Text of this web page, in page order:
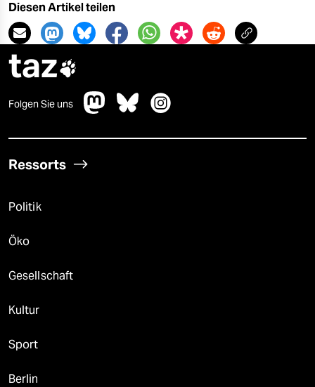
Diesen Artikel teilen
taz
Folgen Sie uns
Ressorts
Politik
Öko
Gesellschaft
Kultur
Sport
Berlin